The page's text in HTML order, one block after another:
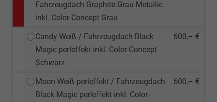
Fahrzeugdach Graphite-Grau Metallic
inkl. Color-Concept Grau
Candy-Weiß / Fahrzeugdach Black
Magic perleffekt inkl. Color-Concept
Schwarz
600,– €
Moon-Weiß perleffekt / Fahrzeugdach
Black Magic perleffekt inkl. Color-
600,– €